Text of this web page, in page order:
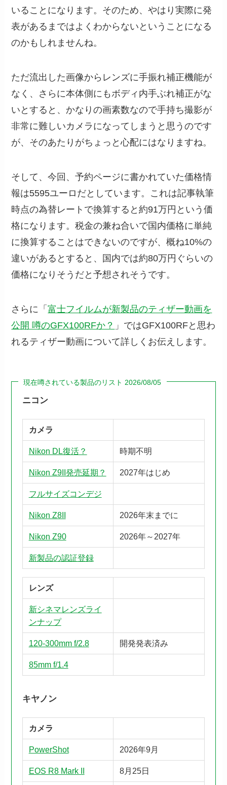
いることになります。そのため、やはり実際に発
表があるまではよくわからないということになる
のかもしれませんね。
ただ流出した画像からレンズに手振れ補正機能が
なく、さらに本体側にもボディ内手ぶれ補正がな
いとすると、かなりの画素数なので手持ち撮影が
非常に難しいカメラになってしまうと思うのです
が、そのあたりがちょっと心配にはなりますね。
そして、今回、予約ページに書かれていた価格情
報は5595ユーロだとしています。これは記事執筆
時点の為替レートで換算すると約91万円という価
格になります。税金の兼ね合いで国内価格に単純
に換算することはできないのですが、概ね10%の
違いがあるとすると、国内では約80万円ぐらいの
価格になりそうだと予想されそうです。
さらに「富士フイルムが新製品のティザー動画を
公開 噂のGFX100RFか？ 」ではGFX100RFと思わ
れるティザー動画について詳しくお伝えします。
現在噂されている製品のリスト 2026/08/05
ニコン
カメラ
Nikon DL復活？ 時期不明
Nikon Z9II発売延期？ 2027年はじめ
フルサイズコンデジ
Nikon Z8II 2026年末までに
Nikon Z90 2026年～2027年
新製品の認証登録
レンズ
新シネマレンズライ
ンナップ
120-300mm f/2.8 開発発表済み
85mm f/1.4
キヤノン
カメラ
PowerShot 2026年9月
EOS R8 Mark II 8月25日